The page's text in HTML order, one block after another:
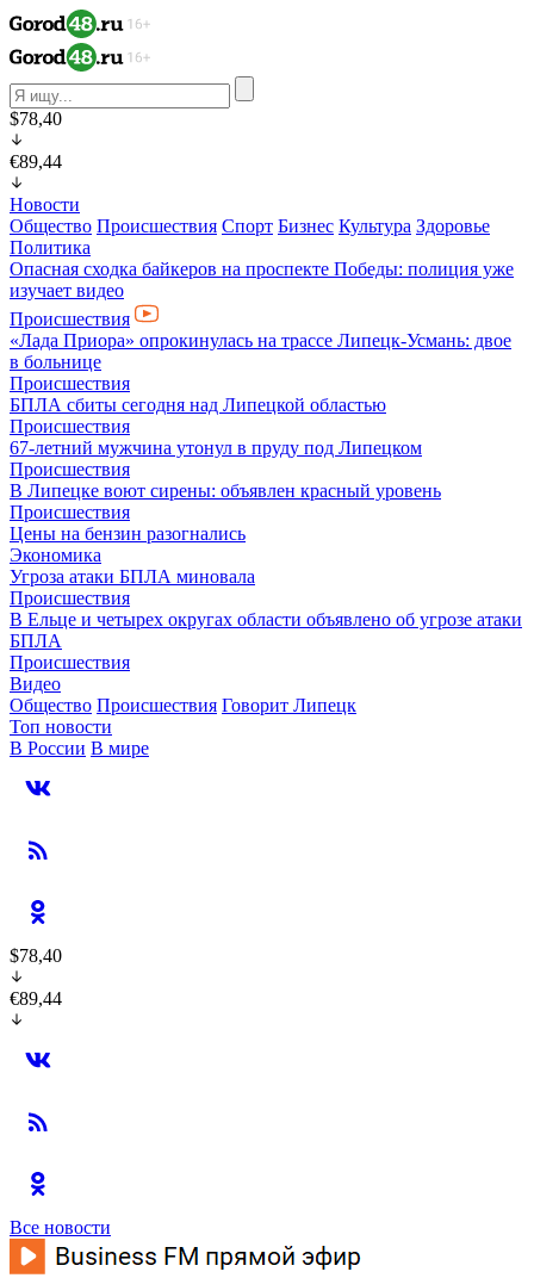
$78,40
€89,44
Новости
Общество Происшествия Спорт Бизнес Культура Здоровье
Политика
Опасная сходка байкеров на проспекте Победы: полиция уже
изучает видео
Происшествия
«Лада Приора» опрокинулась на трассе Липецк-Усмань: двое
в больнице
Происшествия
БПЛА сбиты сегодня над Липецкой областью
Происшествия
67-летний мужчина утонул в пруду под Липецком
Происшествия
В Липецке воют сирены: объявлен красный уровень
Происшествия
Цены на бензин разогнались
Экономика
Угроза атаки БПЛА миновала
Происшествия
В Ельце и четырех округах области объявлено об угрозе атаки
БПЛА
Происшествия
Видео
Общество Происшествия Говорит Липецк
Топ новости
В России В мире
$78,40
€89,44
Все новости